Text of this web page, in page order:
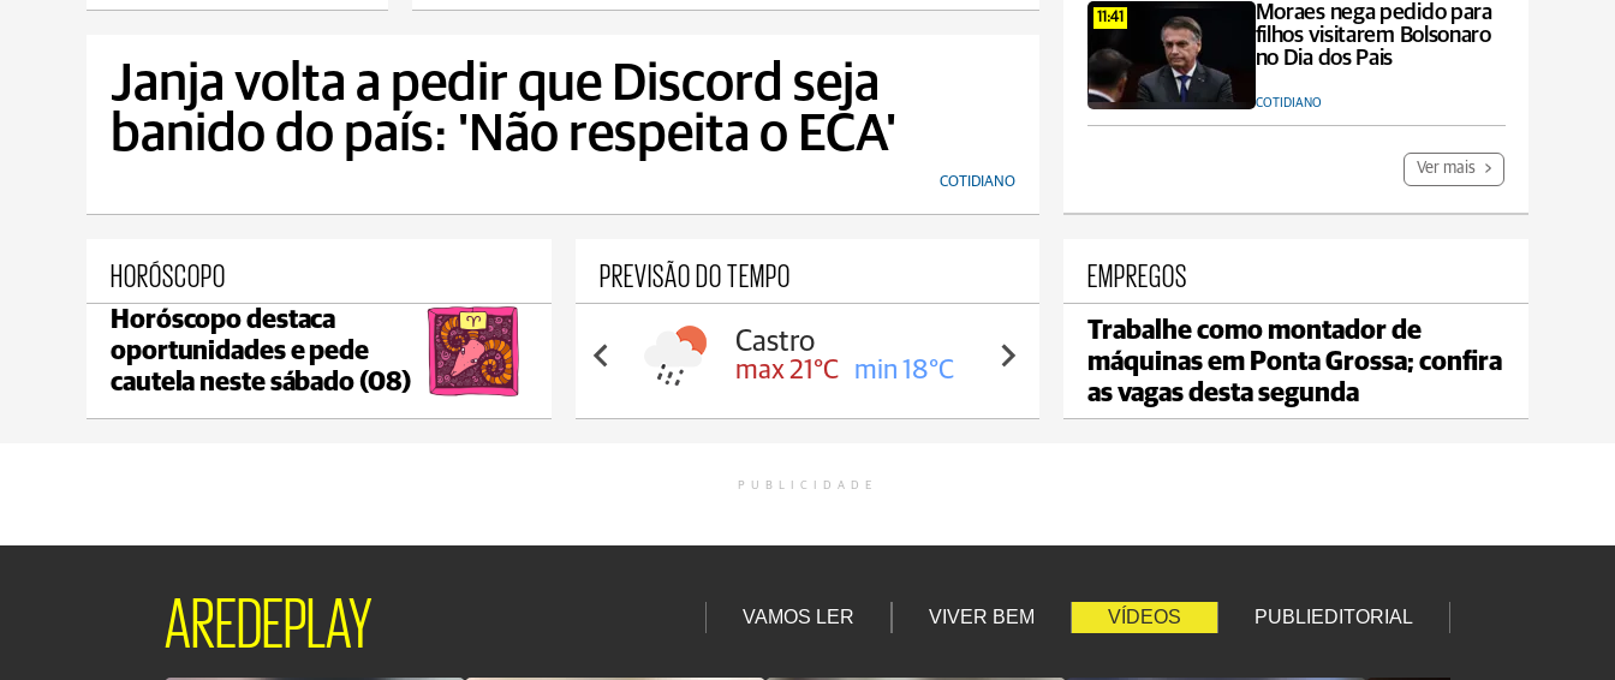
11:41
Moraes nega pedido para
filhos visitarem Bolsonaro
no Dia dos Pais
COTIDIANO
Ver mais
Janja volta a pedir que Discord seja
banido do país: 'Não respeita o ECA'
COTIDIANO
HORÓSCOPO
Horóscopo destaca
oportunidades e pede
cautela neste sábado (08)
PREVISÃO DO TEMPO
Ponta Grossa
max 20°C min 18°C
Castro
max 21°C min 18°C
Carambeí
max 20°C min 18°C
EMPREGOS
Trabalhe como montador de
máquinas em Ponta Grossa; confira
as vagas desta segunda
PUBLICIDADE
AREDEPLAY VAMOS LER VIVER BEM VÍDEOS PUBLIEDITORIAL